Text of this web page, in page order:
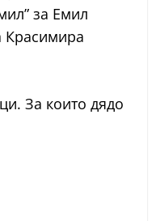
за Емил
Красимира
За които дядо